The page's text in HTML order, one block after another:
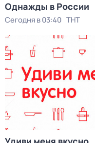
Однажды в России
Сегодня в 03:40 ТНТ